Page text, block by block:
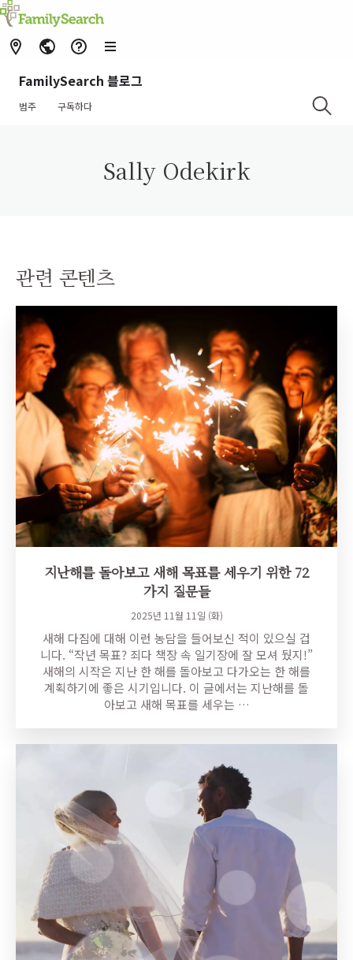
FamilySearch 블로그
범주 구독하다
Sally Odekirk
관련 콘텐츠
지난해를 돌아보고 새해 목표를 세우기 위한 72
가지 질문들
2025년 11월 11일 (화)
새해 다짐에 대해 이런 농담을 들어보신 적이 있으실 겁
니다. “작년 목표? 죄다 책장 속 일기장에 잘 모셔 뒀지!”
새해의 시작은 지난 한 해를 돌아보고 다가오는 한 해를
계획하기에 좋은 시기입니다. 이 글에서는 지난해를 돌
아보고 새해 목표를 세우는 …